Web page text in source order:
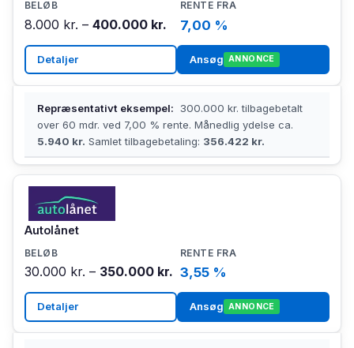
8.000 kr. – 400.000 kr. 7,00 %
Detaljer Ansøg ANNONCE
Repræsentativt eksempel: 300.000 kr. tilbagebetalt
over 60 mdr. ved 7,00 % rente. Månedlig ydelse ca.
5.940 kr. Samlet tilbagebetaling: 356.422 kr.
Autolånet
30.000 kr. – 350.000 kr. 3,55 %
Detaljer Ansøg ANNONCE